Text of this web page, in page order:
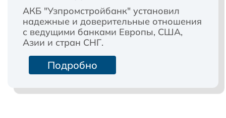
АКБ "Узпромстройбанк" установил
надежные и доверительные отношения
с ведущими банками Европы, США,
Азии и стран СНГ.
Подробно